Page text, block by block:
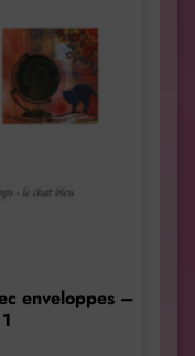
enveloppes –